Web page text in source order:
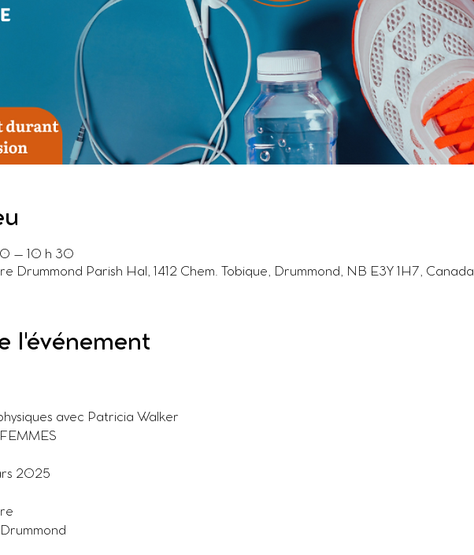
– 10 h 30
Drummond Parish Hal, 1412 Chem. Tobique, Drummond, NB E3Y 1H7, Canada
l'événement
avec Patricia Walker
2025
Drummond